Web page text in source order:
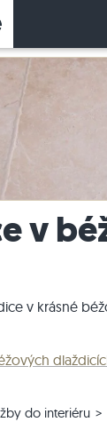
v
v krásné
do interiéru